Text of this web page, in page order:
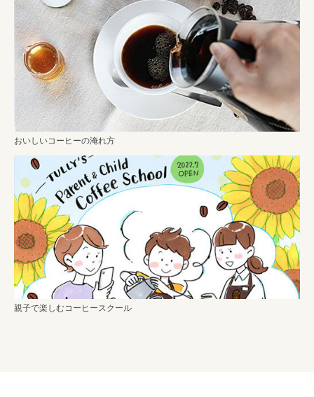
おいしいコーヒーの淹れ方
親子で楽しむコーヒースクール